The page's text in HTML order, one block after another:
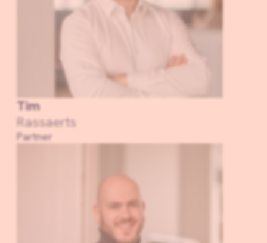
Tim
Rassaerts
Partner